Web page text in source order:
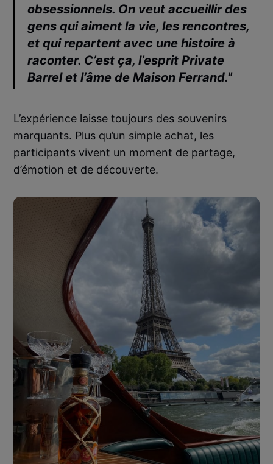
obsessionnels. On veut accueillir des
gens qui aiment la vie, les rencontres,
et qui repartent avec une histoire à
raconter. C’est ça, l’esprit Private
Barrel et l’âme de Maison Ferrand."
L’expérience laisse toujours des souvenirs
marquants. Plus qu’un simple achat, les
participants vivent un moment de partage,
d’émotion et de découverte.